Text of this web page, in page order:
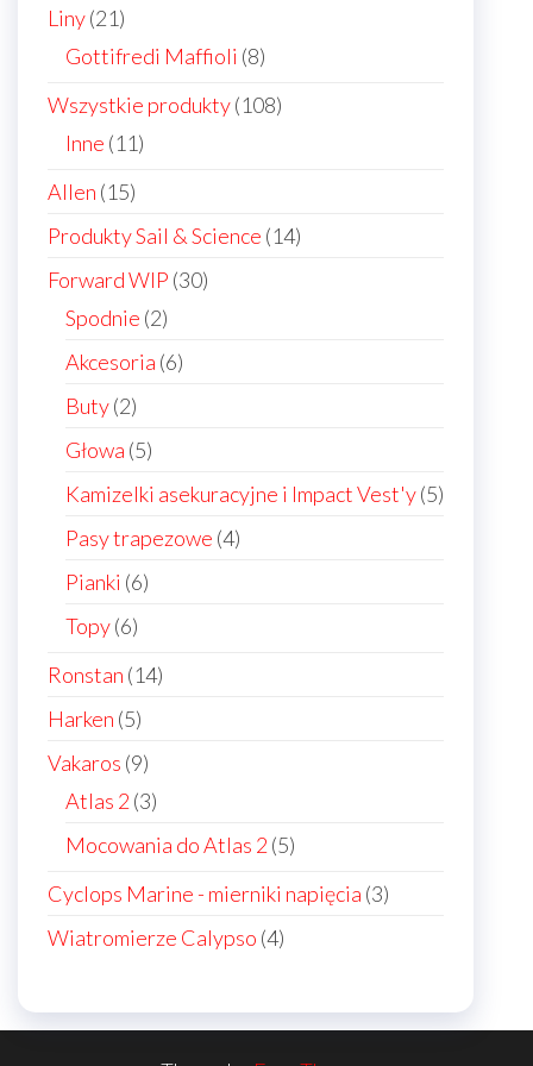
Liny 2121
products
Gottifredi Maffioli 88
Wszystkie produkty 108108
Inne 1111
Allen 1515
products
Produkty Sail & Science 1414
Forward WIP 3030
Spodnie 22
products
Akcesoria 66
Buty 22
products
Głowa 55
products
Kamizelki asekuracyjne i Impact Vest'y 55
Pasy trapezowe 44
Pianki 66
Topy 66
Ronstan 1414
Harken 55
products
Vakaros 99
products
Atlas 2 33
products
Mocowania do Atlas 2 55
Cyclops Marine - mierniki napięcia 33
Wiatromierze Calypso 44